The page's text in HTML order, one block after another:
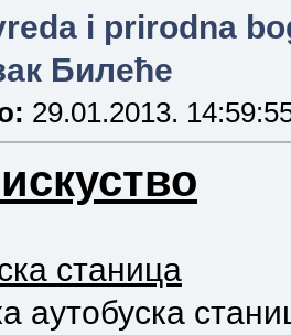
i prirodna
Билеће
29.01.2013.
станица
аутобуска